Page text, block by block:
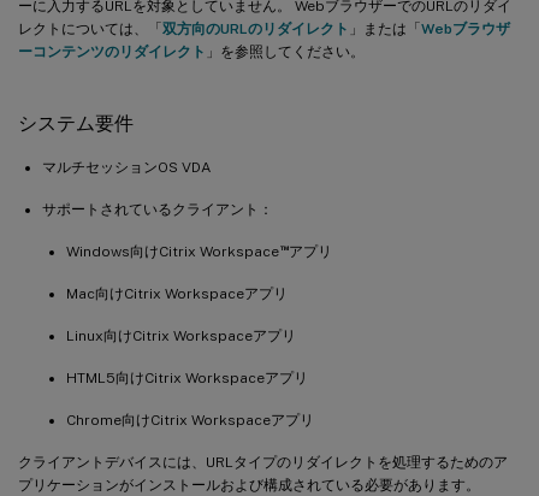
ーに入力するURLを対象としていません。 WebブラウザーでのURLのリダイ
レクトについては、「双方向のURLのリダイレクト 」または「Webブラウザ
ーコンテンツのリダイレクト 」を参照してください。
システム要件
マルチセッションOS VDA
サポートされているクライアント：
Windows向けCitrix Workspace™アプリ
Mac向けCitrix Workspaceアプリ
Linux向けCitrix Workspaceアプリ
HTML5向けCitrix Workspaceアプリ
Chrome向けCitrix Workspaceアプリ
クライアントデバイスには、URLタイプのリダイレクトを処理するためのア
プリケーションがインストールおよび構成されている必要があります。